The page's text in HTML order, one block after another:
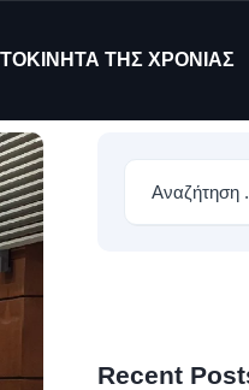
ΤΗΣ ΧΡΟΝΙΑΣ
Recent